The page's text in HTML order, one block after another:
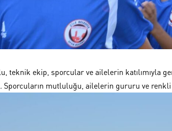
teknik ekip, sporcular ve ailelerin katılımıyla
Sporcuların mutluluğu, ailelerin gururu ve